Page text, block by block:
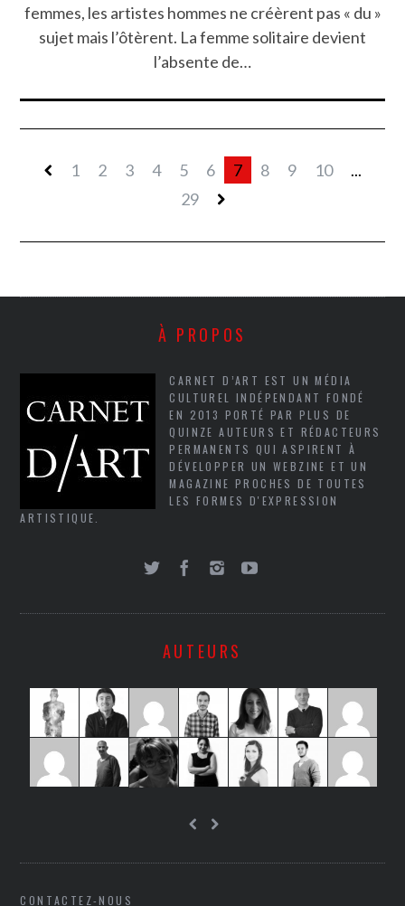
femmes, les artistes hommes ne créèrent pas « du »
sujet mais l’ôtèrent. La femme solitaire devient
l’absente de…
1 2 3 4 5 6 7 8 9 10
...
29
À PROPOS
CARNET D’ART EST UN MÉDIA
CULTUREL INDÉPENDANT FONDÉ
EN 2013 PORTÉ PAR PLUS DE
QUINZE AUTEURS ET RÉDACTEURS
PERMANENTS QUI ASPIRENT À
DÉVELOPPER UN WEBZINE ET UN
MAGAZINE PROCHES DE TOUTES
LES FORMES D'EXPRESSION
ARTISTIQUE.
AUTEURS
CONTACTEZ-NOUS